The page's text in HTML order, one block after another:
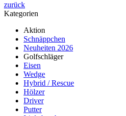
zurück
Kategorien
Aktion
Schnäppchen
Neuheiten 2026
Golfschläger
Eisen
Wedge
Hybrid / Rescue
Hölzer
Driver
Putter